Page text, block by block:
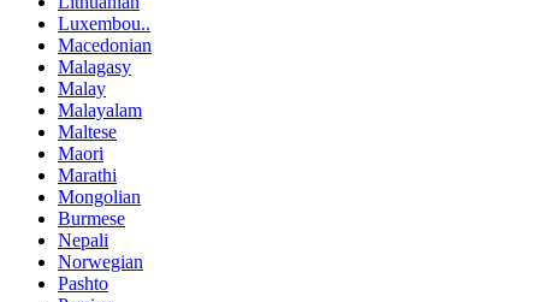
Luxembou..
Macedonian
Malagasy
Malay
Malayalam
Maltese
Maori
Marathi
Mongolian
Burmese
Nepali
Norwegian
Pashto